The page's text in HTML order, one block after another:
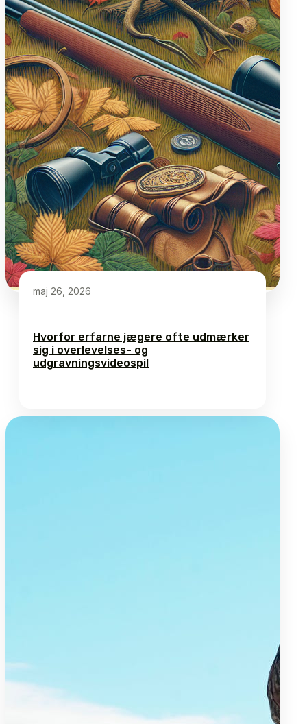
maj 26, 2026
Hvorfor erfarne jægere ofte udmærker
sig i overlevelses- og
udgravningsvideospil